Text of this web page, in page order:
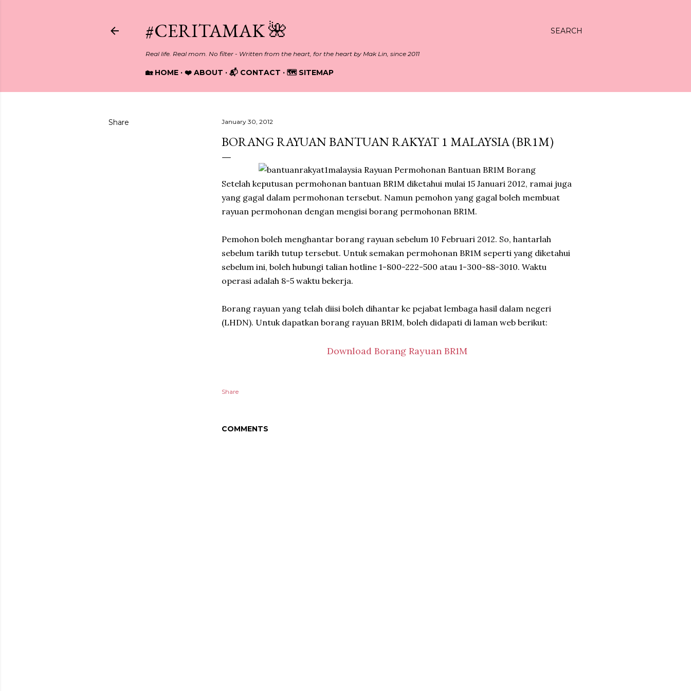
SEARCH
#CERITAMAK 🌺
Real life. Real mom. No filter - Written from the heart, for the heart by Mak Lin, since 2011
🏡 HOME ❤️ ABOUT 📬 CONTACT 🗺️ SITEMAP
Share January 30, 2012
BORANG RAYUAN BANTUAN RAKYAT 1 MALAYSIA (BR1M)
Setelah keputusan permohonan bantuan BR1M diketahui mulai 15 Januari 2012, ramai juga
yang gagal dalam permohonan tersebut. Namun pemohon yang gagal boleh membuat
rayuan permohonan dengan mengisi borang permohonan BR1M.
Pemohon boleh menghantar borang rayuan sebelum 10 Februari 2012. So, hantarlah
sebelum tarikh tutup tersebut. Untuk semakan permohonan BR1M seperti yang diketahui
sebelum ini, boleh hubungi talian hotline 1-800-222-500 atau 1-300-88-3010. Waktu
operasi adalah 8-5 waktu bekerja.
Borang rayuan yang telah diisi boleh dihantar ke pejabat lembaga hasil dalam negeri
(LHDN). Untuk dapatkan borang rayuan BR1M, boleh didapati di laman web berikut:
Download Borang Rayuan BR1M
Share
COMMENTS